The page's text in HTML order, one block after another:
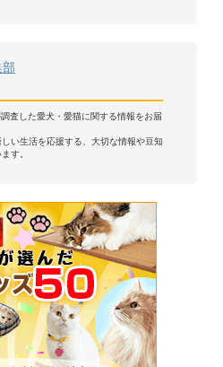
査した愛犬・愛猫に関する情報をお届
い生活を応援する、大切な情報や豆知
す。